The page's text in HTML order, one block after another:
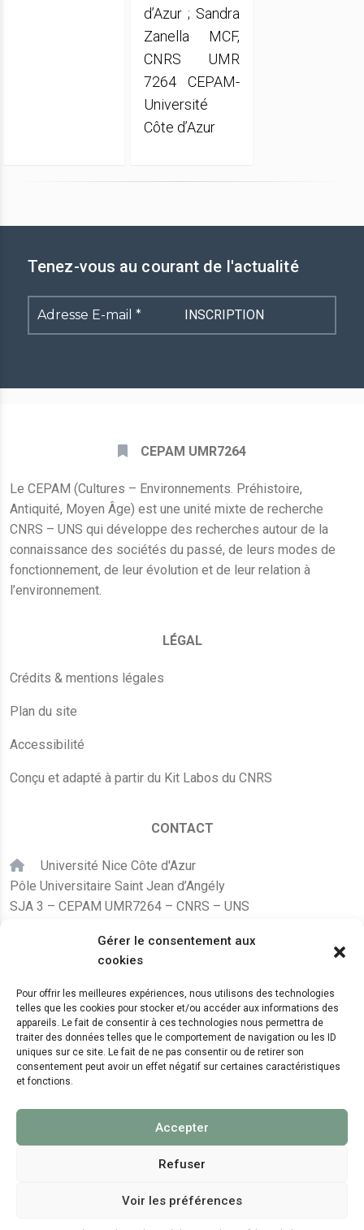
Gérer le consentement aux
cookies
Pour offrir les meilleures expériences, nous utilisons des technologies
telles que les cookies pour stocker et/ou accéder aux informations des
appareils. Le fait de consentir à ces technologies nous permettra de
traiter des données telles que le comportement de navigation ou les ID
uniques sur ce site. Le fait de ne pas consentir ou de retirer son
consentement peut avoir un effet négatif sur certaines caractéristiques
et fonctions.
Accepter
Refuser
Voir les préférences
d’Azur ; Sandra
Zanella MCF,
CNRS UMR
7264 CEPAM-
Université
Côte d’Azur
Tenez-vous au courant de l'actualité
Adresse
E-
CEPAM UMR7264
Le CEPAM (Cultures – Environnements. Préhistoire,
Antiquité, Moyen Âge) est une unité mixte de recherche
CNRS – UNS qui développe des recherches autour de la
connaissance des sociétés du passé, de leurs modes de
fonctionnement, de leur évolution et de leur relation à
l’environnement.
LÉGAL
Crédits & mentions légales
Plan du site
Accessibilité
Conçu et adapté à partir du Kit Labos du CNRS
CONTACT
Université Nice Côte d'Azur
Pôle Universitaire Saint Jean d’Angély
SJA 3 – CEPAM UMR7264 – CNRS – UNS
+33 (0)4 89 15 24 08
LE CEPAM EST HÉBERGÉ PAR
© 2024 Copyright:CEPAM UMR7264, CNRS, CNRS